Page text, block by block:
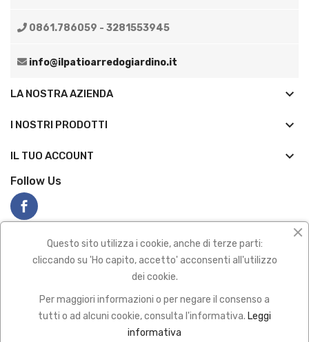
0861.786059 - 3281553945
info@ilpatioarredogiardino.it
LA NOSTRA AZIENDA keyboard_arrow_down
I NOSTRI PRODOTTI keyboard_arrow_down
IL TUO ACCOUNT 
Follow Us
2022 All Rights Reserved
Pagamenti sicuro con
Questo sito utilizza i cookie, anche di terze parti:
cliccando su 'Ho capito, accetto' acconsenti all'utilizzo
dei cookie.
Per maggiori informazioni o per negare il consenso a
tutti o ad alcuni cookie, consulta l'informativa. Leggi
informativa